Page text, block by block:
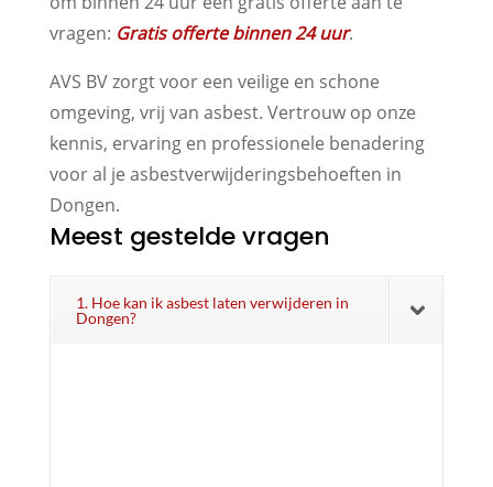
vragen: Gratis offerte binnen 24 uur.
AVS BV zorgt voor een veilige en schone
omgeving, vrij van asbest. Vertrouw op onze
kennis, ervaring en professionele benadering
voor al je asbestverwijderingsbehoeften in
Dongen.
Meest gestelde vragen
1. Hoe kan ik asbest laten verwijderen in
Dongen?